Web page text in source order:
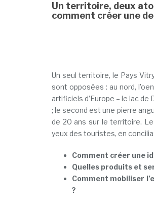
Un territoire, deux
comment créer une
Un seul territoire, le Pays
sont opposées : au nord,
artificiels d’Europe – le lac
; le second est une pierre
de 20 ans sur le territoire.
yeux des touristes, en
Comment créer une
Quelles produits et
Comment mobiliser
?